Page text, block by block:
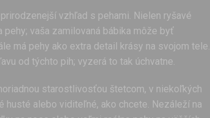
vzhľad s pehami. Nielen ryšavé
pehy; vaša zamilovaná bábika môže byť
má pehy ako extra detail krásy na svojom tele.
od týchto pih; vyzerá to tak úchvatne.
starostlivosťou štetcom, v niekoľkých
husté alebo viditeľné, ako chcete. Nezáleží na